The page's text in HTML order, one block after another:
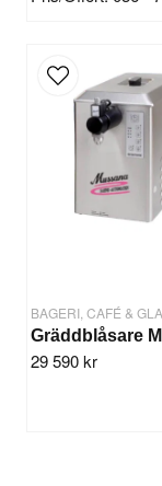
BAGERI, CAFÉ &
29 590 kr